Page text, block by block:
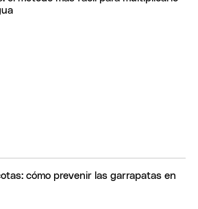
cómo prevenir las garrapatas en